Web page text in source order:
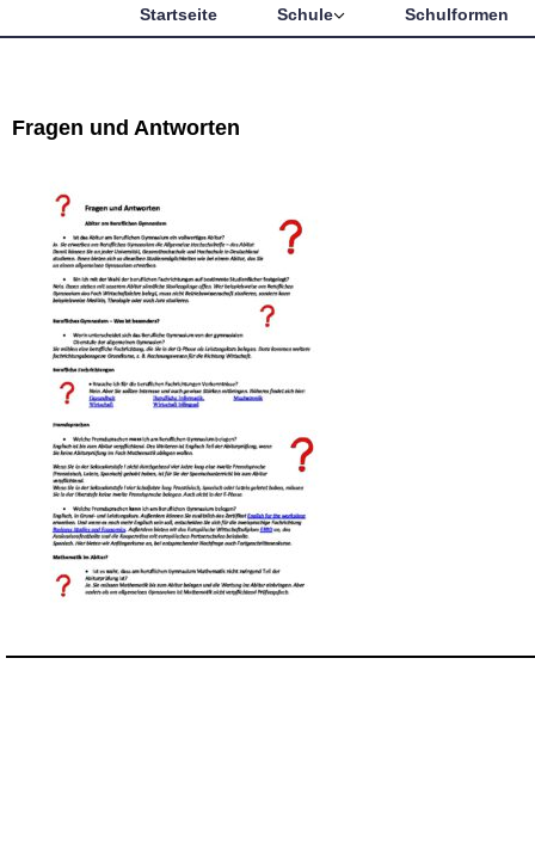
Startseite Schule Schulformen
Fragen und Antworten